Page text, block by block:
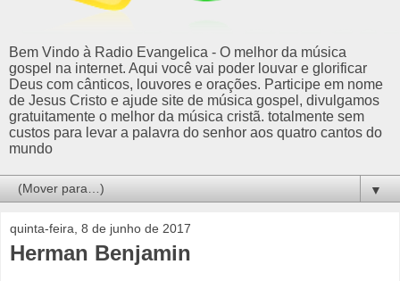
Bem Vindo à Radio Evangelica - O melhor da música
gospel na internet. Aqui você vai poder louvar e glorificar
Deus com cânticos, louvores e orações. Participe em nome
de Jesus Cristo e ajude site de música gospel, divulgamos
gratuitamente o melhor da música cristã. totalmente sem
custos para levar a palavra do senhor aos quatro cantos do
mundo
▼
quinta-feira, 8 de junho de 2017
Herman Benjamin